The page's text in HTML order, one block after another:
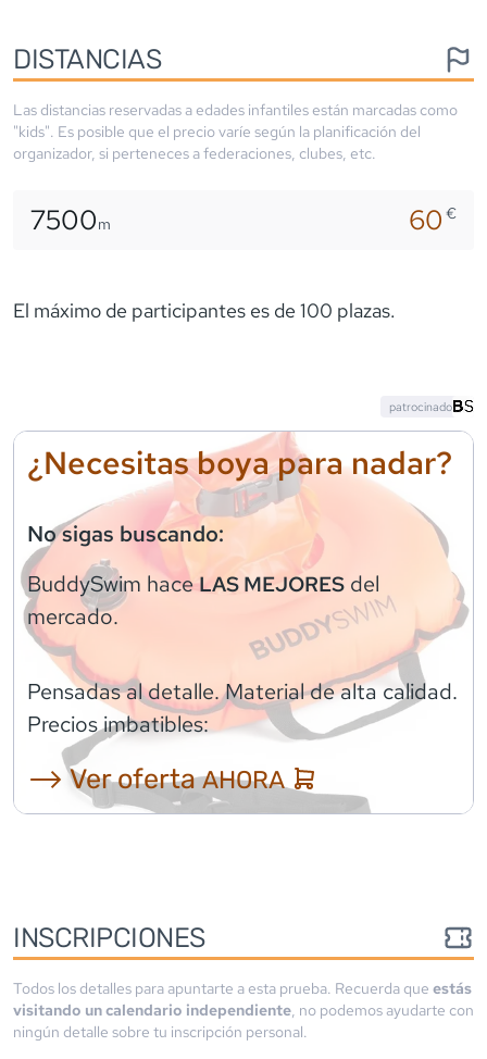
DISTANCIAS
Las distancias reservadas a edades infantiles están marcadas como
"kids". Es posible que el precio varíe según la planificación del
organizador, si perteneces a federaciones, clubes, etc.
7500m 60€
El máximo de participantes es de 100 plazas.
¿Necesitas boya para nadar?
No sigas buscando:
BuddySwim haceLAS MEJORES del
mercado.
Pensadas al detalle. Material de alta calidad.
Precios imbatibles:
⟶ Ver ofertaAHORA
patrocinado
INSCRIPCIONES
Todos los detalles para apuntarte a esta prueba. Recuerda que estás
visitando un calendario independiente, no podemos ayudarte con
ningún detalle sobre tu inscripción personal.